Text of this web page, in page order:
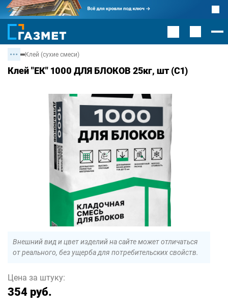
Клей (сухие смеси)
Клей "ЕК" 1000 ДЛЯ БЛОКОВ 25кг, шт (С1)
Внешний вид и цвет изделий на сайте может отличаться
от реального, без ущерба для потребительских свойств.
Цена за штуку:
354 руб.